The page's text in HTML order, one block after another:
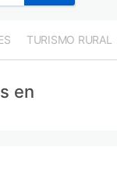
TURISMO RURAL
en